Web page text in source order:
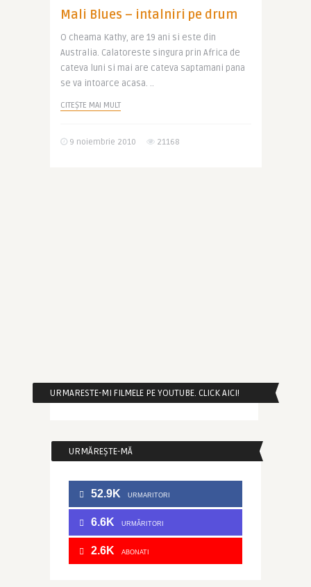
Mali Blues – intalniri pe drum
O cheama Kathy, are 19 ani si este din
Australia. Calatoreste singura prin Africa de
cateva luni si mai are cateva saptamani pana
se va intoarce acasa. ..
CITEȘTE MAI MULT
9 noiembrie 2010 21168
URMARESTE-MI FILMELE PE YOUTUBE. CLICK AICI!
URMĂREȘTE-MĂ
52.9K URMARITORI
6.6K URMĂRITORI
2.6K ABONATI